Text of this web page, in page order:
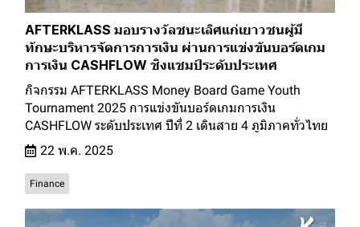
AFTERKLASS มอบรางวัลชนะเลิศแก่เยาวชนผู้มี
ทักษะบริหารจัดการการเงิน ผ่านการแข่งขันบอร์ดเกม
การเงิน CASHFLOW ชิงแชมป์ระดับประเทศ
กิจกรรม AFTERKLASS Money Board Game Youth
Tournament 2025 การแข่งขันบอร์ดเกมการเงิน
CASHFLOW ระดับประเทศ ปีที่ 2 เดินสาย 4 ภูมิภาคทั่วไทย
22 พ.ค. 2025
Finance